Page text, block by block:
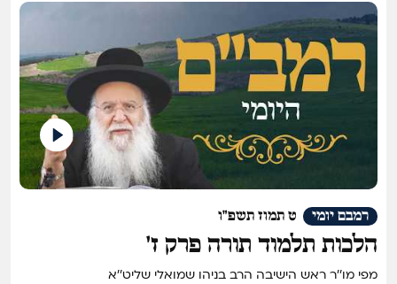
ט תמוז תשפ"ו רמבם יומי
הלכות תלמוד תורה פרק ז'
מפי מו''ר ראש הישיבה הרב בניהו שמואלי שליט''א